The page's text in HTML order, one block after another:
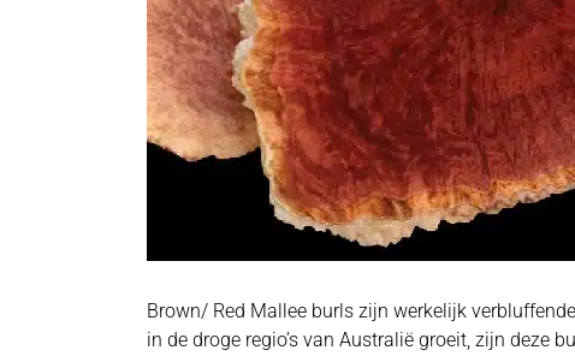
Brown/ Red Mallee burls zijn werkelijk
in de droge regio’s van Australië groeit, zijn deze